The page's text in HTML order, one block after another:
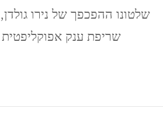
שלטונו ההפכפך של נירו
שריפת ענק